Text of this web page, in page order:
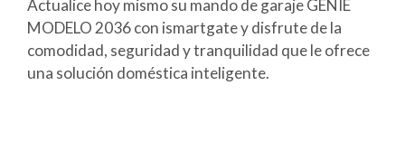
Actualice hoy mismo su mando de garaje GENIE
MODELO 2036 con ismartgate y disfrute de la
comodidad, seguridad y tranquilidad que le ofrece
una solución doméstica inteligente.